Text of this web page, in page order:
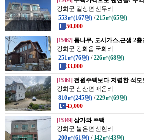
강화군 길상면 선두리
553㎡(167평) /215㎡(65평)
50,000
[15467] 통나무, 도시가스,근생 2
강화군 강화읍 국화리
251㎡(76평) /226㎡(68평)
33,000
[15361] 전원주택보다 저렴한 석모
강화군 삼산면 매음리
810㎡(245평) /229㎡(69평)
45,000
[15349] 상가와 주택
강화군 불은면 신현리
200㎡(61평) / 142㎡(43평)